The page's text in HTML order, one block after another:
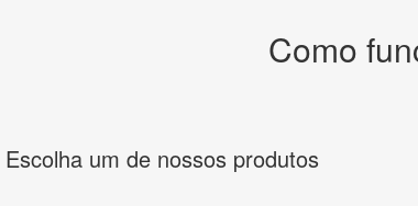
Como
Escolha um de nossos produtos